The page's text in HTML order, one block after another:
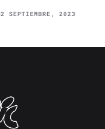
2 SEPTIEMBRE, 2023